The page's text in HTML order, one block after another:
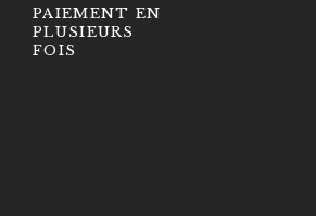
PAIEMENT EN
PLUSIEURS
FOIS